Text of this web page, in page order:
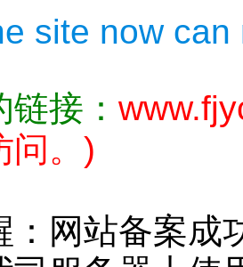
site now
接：
问。)
：网站备案成